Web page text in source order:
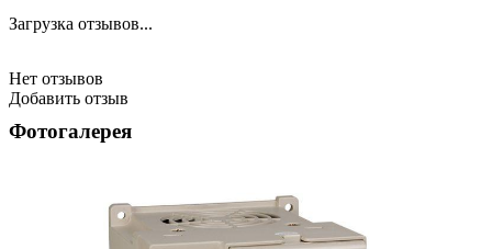
Загрузка отзывов...
Нет отзывов
Добавить отзыв
Фотогалерея